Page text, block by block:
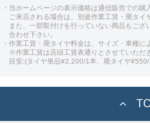
・当ホームページの表示価格は通信販売での購
ご来店される場合は、別途作業工賃・廃タイ
また、一部取付けを行っていない商品もご
合わせ下さい。
・作業工賃・廃タイヤ料金は、サイズ・車種に
※作業工賃は店頭工賃表通りとさせていただ
目安:(タイヤ単品¥2,200/1本、廃タイヤ